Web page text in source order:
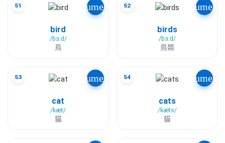
51 volume_up
bird
/bɜːd/
鳥
52
birds
/bɜːd/
鳥類
53 volume_up
cat
/kæt/
貓
54
cats
/kæts/
貓